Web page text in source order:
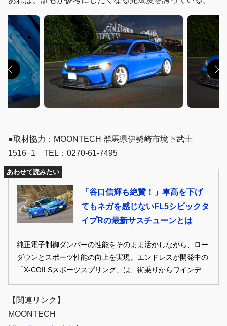
●取材協力：MOONTECH 群馬県伊勢崎市境下武士
1516−1 TEL：0270-61-7495
あわせて読みたい
「谷口信輝も絶賛！」車高を下げ
てもネガを感じないFL5シビックタ
イプRの最新サスチューンとは
純正電子制御ダンパーの性能をそのまま活かしながら、ロー
ダウンとスポーツ性能の向上を実現。エンドレスが開発中の
「X-COILSスポーツスプリング」は、街乗りからワインディ
選手も、その自然な乗り味と高い完成度を絶賛した。
【関連リンク】
MOONTECH